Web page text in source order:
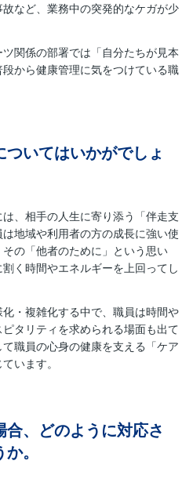
など、業務中の突発的なケガが少
関係の部署では「自分たちが見本
から健康管理に気をつけている職
ついてはいかがでしょ
、相手の人生に寄り添う「伴走支
地域や利用者の方の成長に強い使
の「他者のために」という思い
く時間やエネルギーを上回ってし
・複雑化する中で、職員は時間や
タリティを求められる場面も出て
職員の心身の健康を支える「ケア
います。
、どのように対応さ
。